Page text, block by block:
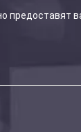
предоставят